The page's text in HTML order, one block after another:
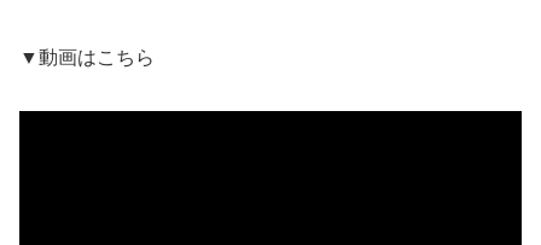
▼動画はこちら